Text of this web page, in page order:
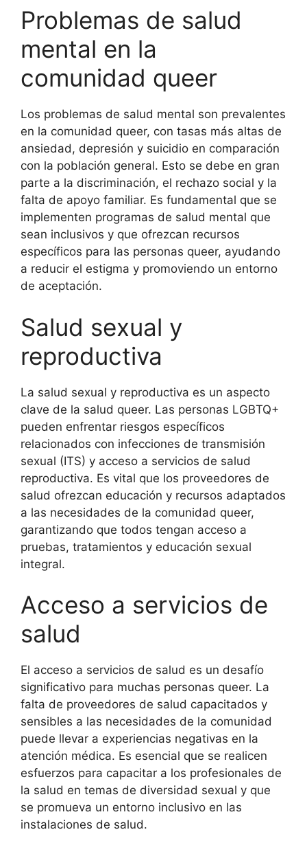
Problemas de salud
mental en la
comunidad queer
Los problemas de salud mental son prevalentes
en la comunidad queer, con tasas más altas de
ansiedad, depresión y suicidio en comparación
con la población general. Esto se debe en gran
parte a la discriminación, el rechazo social y la
falta de apoyo familiar. Es fundamental que se
implementen programas de salud mental que
sean inclusivos y que ofrezcan recursos
específicos para las personas queer, ayudando
a reducir el estigma y promoviendo un entorno
de aceptación.
Salud sexual y
reproductiva
La salud sexual y reproductiva es un aspecto
clave de la salud queer. Las personas LGBTQ+
pueden enfrentar riesgos específicos
relacionados con infecciones de transmisión
sexual (ITS) y acceso a servicios de salud
reproductiva. Es vital que los proveedores de
salud ofrezcan educación y recursos adaptados
a las necesidades de la comunidad queer,
garantizando que todos tengan acceso a
pruebas, tratamientos y educación sexual
integral.
Acceso a servicios de
salud
El acceso a servicios de salud es un desafío
significativo para muchas personas queer. La
falta de proveedores de salud capacitados y
sensibles a las necesidades de la comunidad
puede llevar a experiencias negativas en la
atención médica. Es esencial que se realicen
esfuerzos para capacitar a los profesionales de
la salud en temas de diversidad sexual y que
se promueva un entorno inclusivo en las
instalaciones de salud.